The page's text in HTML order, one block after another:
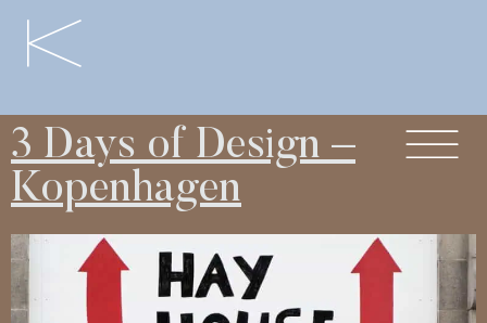
3 Days of Design –
Kopenhagen